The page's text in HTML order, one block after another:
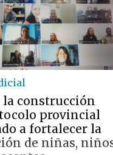
la construcción
provincial
a fortalecer la
de niñas,